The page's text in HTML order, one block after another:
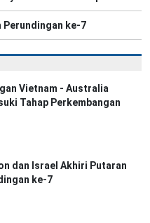
Perundingan ke-7
Vietnam - Australia
Tahap Perkembangan
dan Israel Akhiri Putaran
ke-7